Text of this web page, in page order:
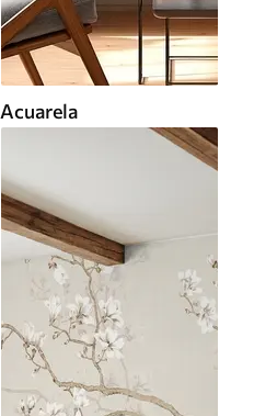
Acuarela